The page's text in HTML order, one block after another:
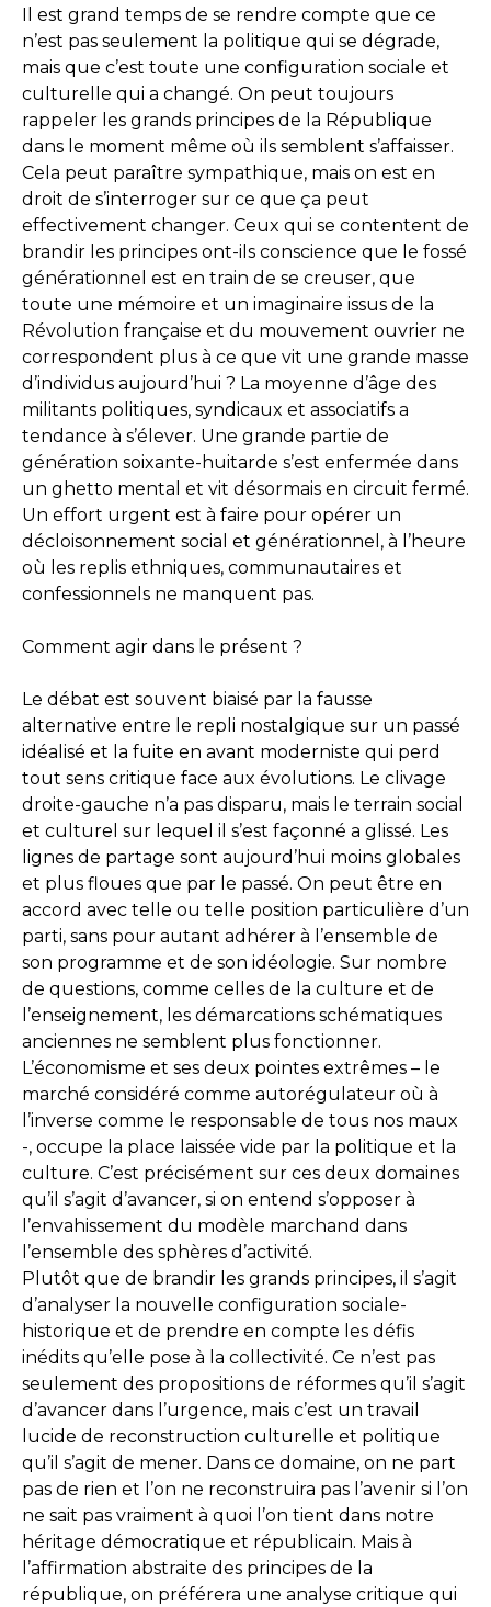
Il est grand temps de se rendre compte que ce
n’est pas seulement la politique qui se dégrade,
mais que c’est toute une configuration sociale et
culturelle qui a changé. On peut toujours
rappeler les grands principes de la République
dans le moment même où ils semblent s’affaisser.
Cela peut paraître sympathique, mais on est en
droit de s’interroger sur ce que ça peut
effectivement changer. Ceux qui se contentent de
brandir les principes ont-ils conscience que le fossé
générationnel est en train de se creuser, que
toute une mémoire et un imaginaire issus de la
Révolution française et du mouvement ouvrier ne
correspondent plus à ce que vit une grande masse
d’individus aujourd’hui ? La moyenne d’âge des
militants politiques, syndicaux et associatifs a
tendance à s’élever. Une grande partie de
génération soixante-huitarde s’est enfermée dans
un ghetto mental et vit désormais en circuit fermé.
Un effort urgent est à faire pour opérer un
décloisonnement social et générationnel, à l’heure
où les replis ethniques, communautaires et
confessionnels ne manquent pas.
Comment agir dans le présent ?
Le débat est souvent biaisé par la fausse
alternative entre le repli nostalgique sur un passé
idéalisé et la fuite en avant moderniste qui perd
tout sens critique face aux évolutions. Le clivage
droite-gauche n’a pas disparu, mais le terrain social
et culturel sur lequel il s’est façonné a glissé. Les
lignes de partage sont aujourd’hui moins globales
et plus floues que par le passé. On peut être en
accord avec telle ou telle position particulière d’un
parti, sans pour autant adhérer à l’ensemble de
son programme et de son idéologie. Sur nombre
de questions, comme celles de la culture et de
l’enseignement, les démarcations schématiques
anciennes ne semblent plus fonctionner.
L’économisme et ses deux pointes extrêmes – le
marché considéré comme autorégulateur où à
l’inverse comme le responsable de tous nos maux
-, occupe la place laissée vide par la politique et la
culture. C’est précisément sur ces deux domaines
qu’il s’agit d’avancer, si on entend s’opposer à
l’envahissement du modèle marchand dans
l’ensemble des sphères d’activité.
Plutôt que de brandir les grands principes, il s’agit
d’analyser la nouvelle configuration sociale-
historique et de prendre en compte les défis
inédits qu’elle pose à la collectivité. Ce n’est pas
seulement des propositions de réformes qu’il s’agit
d’avancer dans l’urgence, mais c’est un travail
lucide de reconstruction culturelle et politique
qu’il s’agit de mener. Dans ce domaine, on ne part
pas de rien et l’on ne reconstruira pas l’avenir si l’on
ne sait pas vraiment à quoi l’on tient dans notre
héritage démocratique et républicain. Mais à
l’affirmation abstraite des principes de la
république, on préférera une analyse critique qui